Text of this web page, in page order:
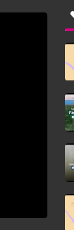
montagneuses d’où